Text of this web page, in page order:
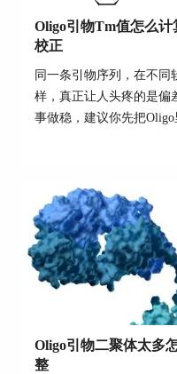
4、探针区域与扩增
对需要探针设计的实
并设定探针长度、熔
时也可以设定整体扩
PCR产物在
在“Advanced Design
大允许的非特异性配
长的重复序列，这些
率至关重要。
通过上述五个维度可
系不仅维度广、颗粒
目前实验室级别中极
二、Oligo设计参数如
Oligo引物Tm值怎么
校正
同一条引物序列，在不
样，真正让人头疼的是偏
事做稳，建议你先把
应体系的盐浓度、引物
Oligo引物二聚体太多
整